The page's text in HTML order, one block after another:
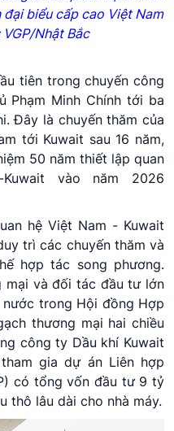
đại biểu cấp cao Việt Nam
Nhật Bắc
tiên trong chuyến công
Phạm Minh Chính tới ba
Đây là chuyến thăm của
tới Kuwait sau 16 năm,
50 năm thiết lập quan
vào năm 2026
hệ Việt Nam - Kuwait
trì các chuyến thăm và
hợp tác song phương.
mại và đối tác đầu tư lớn
trong Hội đồng Hợp
thương mại hai chiều
công ty Dầu khí Kuwait
gia dự án Liên hợp
có tổng vốn đầu tư 9 tỷ
thô lâu dài cho nhà máy.